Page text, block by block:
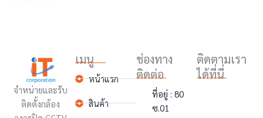
จำหน่ายและรับ
ติดตั้งกล้อง
เมนู
หน้าแรก
สินค้า
ช่องทาง
ติดต่อ
ที่อยู่ : 80
ซ.01
ติดตามเรา
ได้ที่นี่